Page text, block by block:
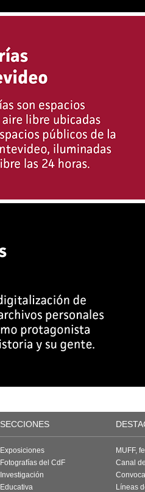
SECCIONES
Exposiciones
Fotografías del CdF
Investigación
Educativa
MUFF,
Canal
Líneas